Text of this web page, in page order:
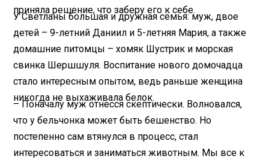
приняла решение, что заберу его к себе.
У Светланы большая и дружная семья: муж, двое
детей – 9-летний Даниил и 5-летняя Мария, а также
домашние питомцы – хомяк Шустрик и морская
свинка Шершшуля. Воспитание нового домочадца
стало интересным опытом, ведь раньше женщина
никогда не выхаживала белок.
– Поначалу муж отнесся скептически. Волновался,
что у бельчонка может быть бешенство. Но
постепенно сам втянулся в процесс, стал
интересоваться и заниматься животным. Мы все к